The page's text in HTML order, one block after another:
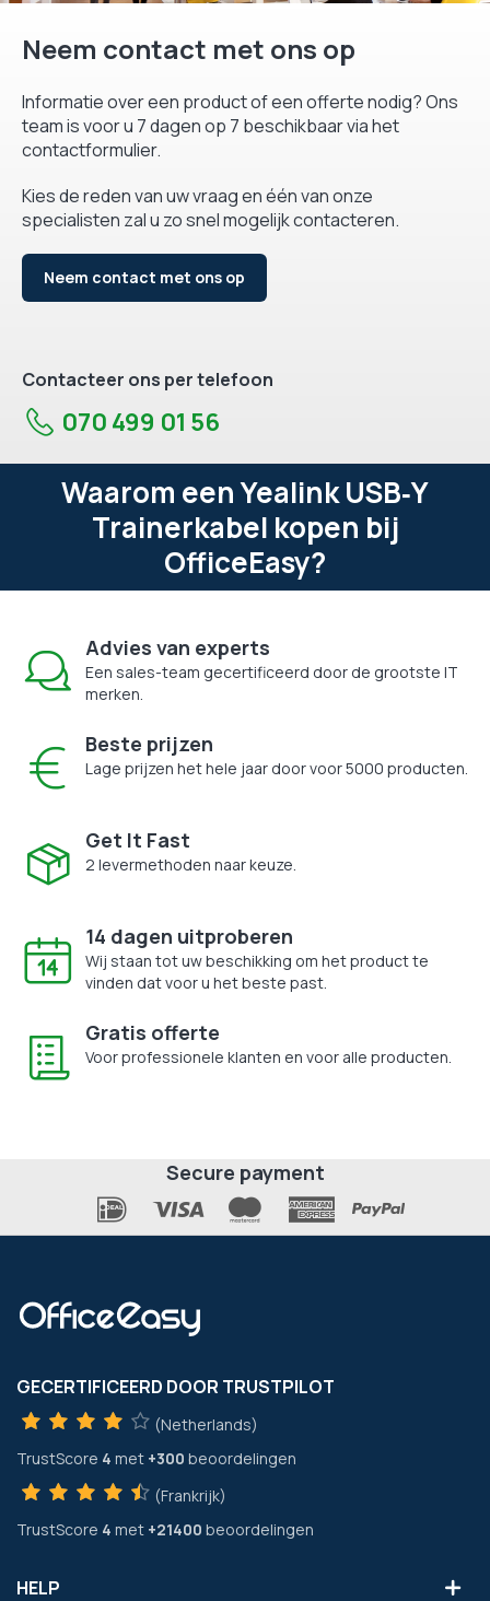
Neem contact met ons op
Informatie over een product of een offerte nodig? Ons
team is voor u 7 dagen op 7 beschikbaar via het
contactformulier.
Kies de reden van uw vraag en één van onze
specialisten zal u zo snel mogelijk contacteren.
Neem contact met ons op
Contacteer ons per telefoon
070 499 01 56
Waarom een Yealink USB‑Y
Trainerkabel kopen bij
OfficeEasy?
Advies van experts
Een sales-team gecertificeerd door de grootste IT
merken.
Beste prijzen
Lage prijzen het hele jaar door voor 5000 producten.
Get It Fast
2 levermethoden naar keuze.
14 dagen uitproberen
Wij staan tot uw beschikking om het product te
vinden dat voor u het beste past.
Gratis offerte
Voor professionele klanten en voor alle producten.
Secure payment
GECERTIFICEERD DOOR TRUSTPILOT
(Netherlands)
TrustScore 4 met +300 beoordelingen
(Frankrijk)
TrustScore 4 met +21400 beoordelingen
HELP